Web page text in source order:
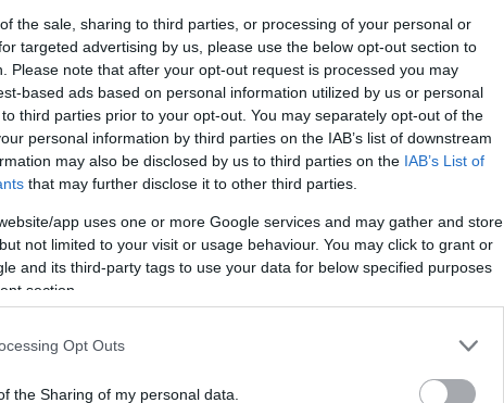
the sale, sharing to third parties, or processing of your personal or
targeted advertising by us, please use the below opt-out section to
Please note that after your opt-out request is processed you may
based ads based on personal information utilized by us or personal
third parties prior to your opt-out. You may separately opt-out of the
personal information by third parties on the IAB’s list of downstream
may also be disclosed by us to third parties on the IAB’s List of
that may further disclose it to other third parties.
app uses one or more Google services and may gather and store
not limited to your visit or usage behaviour. You may click to grant or
and its third-party tags to use your data for below specified purposes
section.
Opt Outs
the Sharing of my personal data.